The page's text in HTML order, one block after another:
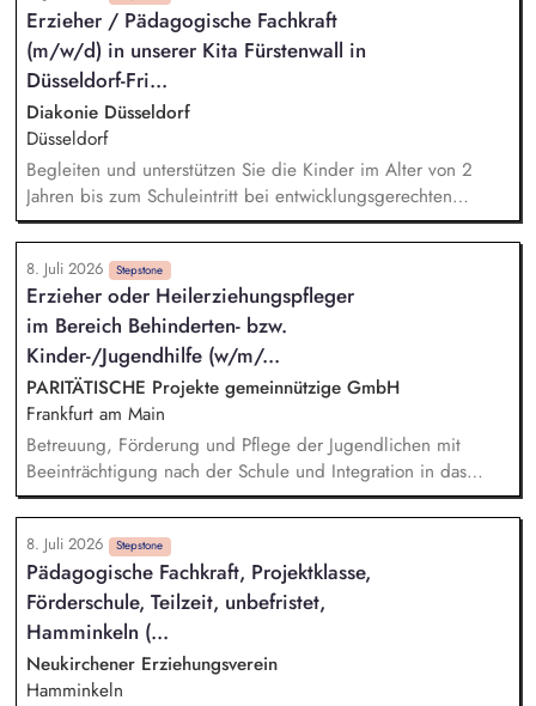
Wohneinrichtungen, Pädagog*innen an Schulen sowie
Pflegenden und Ärzt*innen im Krankenhaus an.
heilpädagogische Krisenintervention, Diagnostik und
Begleitung von Menschen mit kognitiven Beeinträchtigungen
und zusätzlichen psychischen Störungen und
Interaktionsproblemen, Unterstützung von Professionellen in
Wohn-/Beschäftigungseinrichtungen und Kliniken, Beratung
von Familien, Leitung von Seminaren und Schulungen.
Erzieher / Pädagogische Fachkraft
(m/w/d) in unserer Kita Fürstenwall in
Düsseldorf-Fri...
Diakonie Düsseldorf
Düsseldorf
Begleiten und unterstützen Sie die Kinder im Alter von 2
Jahren bis zum Schuleintritt bei entwicklungsgerechten
Angeboten. Berücksichtigen Sie dabei die Wünsche,
Interessen und Fähigkeiten der Kinder in der pädagogischen
Arbeit. Wirken Sie an einer konstruktiven und
vertrauensvollen Zusammenarbeit mit Kolleg*innen und
Eltern mit.
8. Juli 2026 Stepstone
Erzieher oder Heilerziehungspfleger
im Bereich Behinderten- bzw.
Kinder-/Jugendhilfe (w/m/...
PARITÄTISCHE Projekte gemeinnützige GmbH
Frankfurt am Main
Betreuung, Förderung und Pflege der Jugendlichen mit
Beeinträchtigung nach der Schule und Integration in das
städtische Umfeld Unterstützung der Familien in ihrem
Erziehungsauftrag, gemeinsam mit der Schule und weiteren
Bezugs- und Hilfsinstitutionen der Jugendlichen fachgerechte
Vorbereitung und Dokumentation der pädagogischen Arbeit
und konstruktive Zusammenarbeit im Team fachgerechte
Dokumentation und Erstellung von Entwicklungsberichten
Kooperation mit Schulen und anderen beteiligten
Institutionen
8. Juli 2026 Stepstone
Pädagogische Fachkraft, Projektklasse,
Förderschule, Teilzeit, unbefristet,
Hamminkeln (...
Neukirchener Erziehungsverein
Hamminkeln